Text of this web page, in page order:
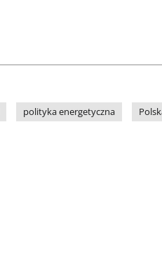
polityka energetyczna